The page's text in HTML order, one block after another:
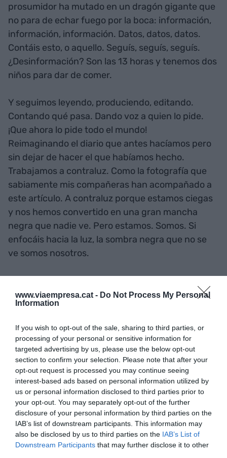
www.viaempresa.cat - Do Not Process My Personal
Information
If you wish to opt-out of the sale, sharing to third parties, or
processing of your personal or sensitive information for
targeted advertising by us, please use the below opt-out
section to confirm your selection. Please note that after your
opt-out request is processed you may continue seeing
interest-based ads based on personal information utilized by
us or personal information disclosed to third parties prior to
your opt-out. You may separately opt-out of the further
disclosure of your personal information by third parties on the
IAB’s list of downstream participants. This information may
also be disclosed by us to third parties on the IAB’s List of
Downstream Participants that may further disclose it to other
prosumidor ha mutado en un dragón gigante que
no para de echar fuego por la boca: información,
información, información. Datos, datos, datos.
Contáis esto, o aquello. Seguís, seguís, seguís.
¿Desinformación? Son las 13 horas y tenemos dos
niños para dar de comer.
Y seguimos leyendo, produciendo, editando.
Contando qué pasa. Dando voz a quien lo pide.
¡Que ahora lo pide todo el mundo!
Reimaginando el diario que antes hacíamos pero
sin dejar de hacer el que habíamos hecho.
Trabajamos a contraluz. Como la fotografía que
sabiamente mis compañeras han acompañado a
este artículo. A contraluz porque estamos ciegas
y nos hemos convertido en una gran mancha
negra que nadie ve. Pero estamos. Somos. Si
enfocáis hacia la luz, la sombra negra que no se
ve somos nosotros.
visto alguna película a medias. De animación, por
supuesto. Y seguimos. Preguntando. Recibiendo.
contestado a muchos correos y en aquella mirada
robada al buzón del móvil, el niño se habrá pegado
algún golpe. Está aprendiendo a andar. Como
nosotros. Que estamos poniéndonos de pie entre
todo este lodazal.
Buenos días, de nuevo.